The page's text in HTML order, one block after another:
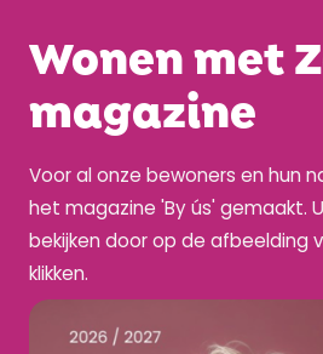
Wonen met
magazine
Voor al onze bewoners en hun
het magazine 'By ús' gemaakt.
bekijken door op de afbeelding
klikken.